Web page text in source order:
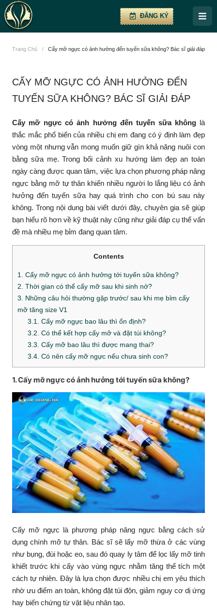
ĐĂNG KÝ
Trang Chủ / Cấy mỡ ngực có ảnh hưởng đến tuyến sữa không? Bác sĩ giải đáp
CẤY MỠ NGỰC CÓ ẢNH HƯỞNG ĐẾN
TUYẾN SỮA KHÔNG? BÁC SĨ GIẢI ĐÁP
Cấy mỡ ngực có ảnh hưởng đến tuyến sữa khônglà
thắc mắc phổ biến của nhiều chị em đang có ý định làm đẹp
vòng một nhưng vẫn mong muốn giữ gìn khả năng nuôi con
bằng sữa mẹ. Trong bối cảnh xu hướng làm đẹp an toàn
ngày càng được quan tâm, việc lựa chọn phương pháp nâng
ngực bằng mỡ tự thân khiến nhiều người lo lắng liệu có ảnh
hưởng đến tuyến sữa hay quá trình cho con bú sau này
không. Trong nội dung bài viết dưới đây, chuyên gia sẽ giúp
bạn hiểu rõ hơn về kỹ thuật này cũng như giải đáp cụ thể vấn
đề mà nhiều mẹ bỉm đang quan tâm.
Contents
1. Cấy mỡ ngực có ảnh hưởng tới tuyến sữa không?
2. Thời gian có thể cấy mỡ sau khi sinh nở?
3. Những câu hỏi thường gặp trước/ sau khi mẹ bỉm cấy
mỡ tăng size V1
3.1. Cấy mỡ ngực bao lâu thì ổn định?
3.2. Có thể kết hợp cấy mỡ và đặt túi không?
3.3. Cấy mỡ bao lâu thì được mang thai?
3.4. Có nên cấy mỡ ngực nếu chưa sinh con?
1. Cấy mỡ ngực có ảnh hưởng tới tuyến sữa không?
Cấy mỡ ngực là phương pháp nâng ngực bằng cách sử
dụng chính mỡ tự thân. Bác sĩ sẽ lấy mỡ thừa ở các vùng
như bụng, đùi hoặc eo, sau đó quay ly tâm để lọc lấy mỡ tinh
khiết trước khi cấy vào vùng ngực nhằm tăng thể tích một
cách tự nhiên. Đây là lựa chọn được nhiều chị em yêu thích
nhờ ưu điểm an toàn, không đặt túi độn, giảm nguy cơ dị ứng
hay biến chứng từ vật liệu nhân tạo.